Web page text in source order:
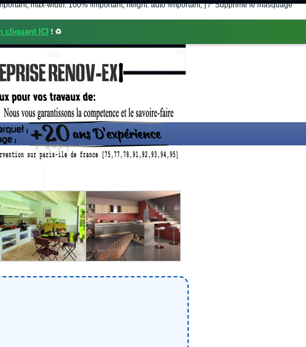
max-width: 100% !important; height: auto !important; } /* Supprime le masquage
cliquant ICI ! ♻️